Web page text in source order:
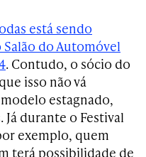
está sendo
Salão do Automóvel
. Contudo, o sócio do
isso não vá
estagnado,
durante o Festival
exemplo, quem
terá possibilidade de